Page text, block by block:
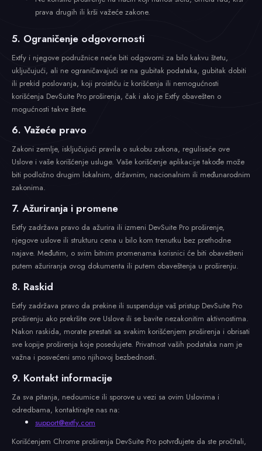
prava drugih ili krši važeće zakone.
5. Ograničenje odgovornosti
Extfy i njegove podružnice neće biti odgovorni za bilo kakvu štetu,
uključujući, ali ne ograničavajući se na gubitak podataka, gubitak dobiti
ili prekid poslovanja, koji proističu iz korišćenja ili nemogućnosti
korišćenja DevSuite Pro proširenja, čak i ako je Extfy obavešten o
mogućnosti takve štete.
6. Važeće pravo
Zakoni zemlje, isključujući pravila o sukobu zakona, regulisaće ove
Uslove i vaše korišćenje usluge. Vaše korišćenje aplikacije takođe može
biti podložno drugim lokalnim, državnim, nacionalnim ili međunarodnim
zakonima.
7. Ažuriranja i promene
Extfy zadržava pravo da ažurira ili izmeni DevSuite Pro proširenje,
njegove uslove ili strukturu cena u bilo kom trenutku bez prethodne
najave. Međutim, o svim bitnim promenama korisnici će biti obavešteni
putem ažuriranja ovog dokumenta ili putem obaveštenja u proširenju.
8. Raskid
Extfy zadržava pravo da prekine ili suspenduje vaš pristup DevSuite Pro
proširenju ako prekršite ove Uslove ili se bavite nezakonitim aktivnostima.
Nakon raskida, morate prestati sa svakim korišćenjem proširenja i obrisati
sve kopije proširenja koje posedujete. Privatnost vaših podataka nam je
važna i posvećeni smo njihovoj bezbednosti.
9. Kontakt informacije
Za sva pitanja, nedoumice ili sporove u vezi sa ovim Uslovima i
odredbama, kontaktirajte nas na:
support@extfy.com
Korišćenjem Chrome proširenja DevSuite Pro potvrđujete da ste pročitali,